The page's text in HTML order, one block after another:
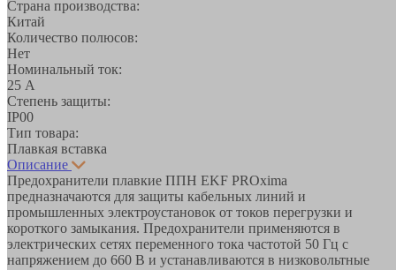
Страна производства:
Китай
Количество полюсов:
Нет
Номинальный ток:
25 А
Степень защиты:
IP00
Тип товара:
Плавкая вставка
Описание
Предохранители плавкие ППН EKF PROxima
предназначаются для защиты кабельных линий и
промышленных электроустановок от токов перегрузки и
короткого замыкания. Предохранители применяются в
электрических сетях переменного тока частотой 50 Гц с
напряжением до 660 В и устанавливаются в низковольтные